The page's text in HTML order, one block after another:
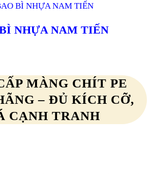
NHỰA NAM TIẾN
MÀNG CHÍT PE
– ĐỦ KÍCH CỠ,
CẠNH TRANH